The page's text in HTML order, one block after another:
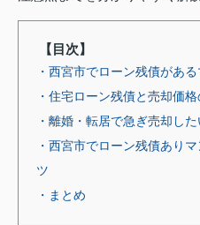
【目次】
・西宮市でローン残債があ
・住宅ローン残債と売却価
・離婚・転居で急ぎ売却し
・西宮市でローン残債あり
ツ
・まとめ